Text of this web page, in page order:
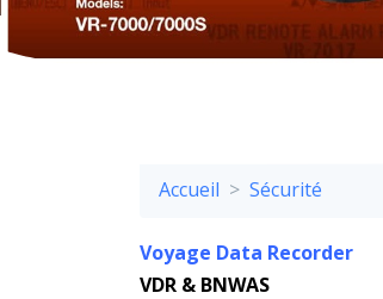
Accueil Sécurité
Voyage Data Recorder
VDR & BNWAS